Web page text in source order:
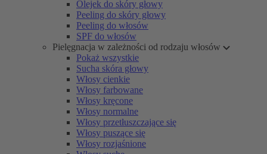
Olejek do skóry głowy
Peeling do skóry głowy
Peeling do włosów
SPF do włosów
Pielęgnacja w zależności od rodzaju włosów
Pokaż wszystkie
Sucha skóra głowy
Włosy cienkie
Włosy farbowane
Włosy kręcone
Włosy normalne
Włosy przetłuszczające się
Włosy puszące się
Włosy rozjaśnione